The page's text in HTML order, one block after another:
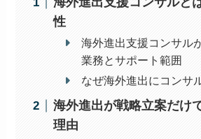
性
海外進出支援コンサル
業務とサポート範囲
なぜ海外進出にコンサ
海外進出が戦略立案だけ
理由